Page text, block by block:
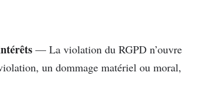
— La violation du RGPD n’ouvre
un dommage matériel ou moral,